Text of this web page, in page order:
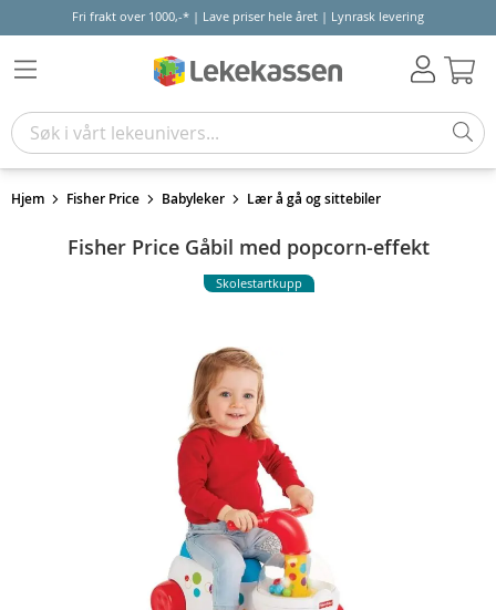
Fri frakt over 1000,-* | Lave priser hele året | Lynrask levering
Hjem Fisher Price Babyleker Lær å gå og sittebiler
Fisher Price Gåbil med popcorn-effekt
Skolestartkupp